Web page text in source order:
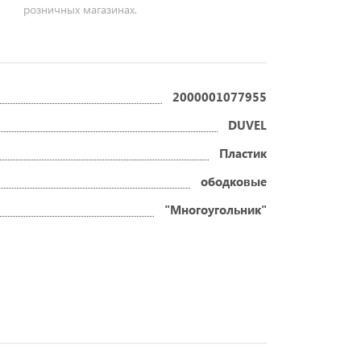
розничных магазинах.
2000001077955
DUVEL
Пластик
ободковые
"Многоугольник"